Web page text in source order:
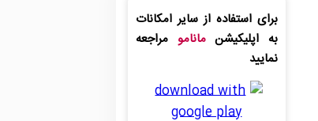
برای استفاده از سایر امکانات
به اپلیکیشنمانامو مراجعه
نمایید